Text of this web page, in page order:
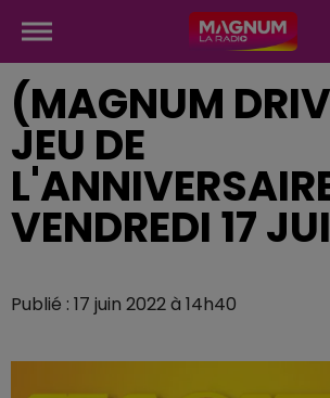
(MAGNUM
JEU DE
VENDREDI 17
Publié : 17 juin 2022 à 14h40